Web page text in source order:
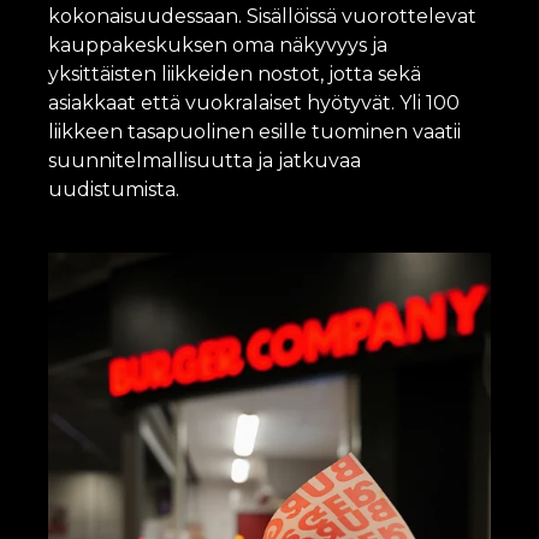
kokonaisuudessaan. Sisällöissä vuorottelevat
kauppakeskuksen oma näkyvyys ja
yksittäisten liikkeiden nostot, jotta sekä
asiakkaat että vuokralaiset hyötyvät. Yli 100
liikkeen tasapuolinen esille tuominen vaatii
suunnitelmallisuutta ja jatkuvaa
uudistumista.